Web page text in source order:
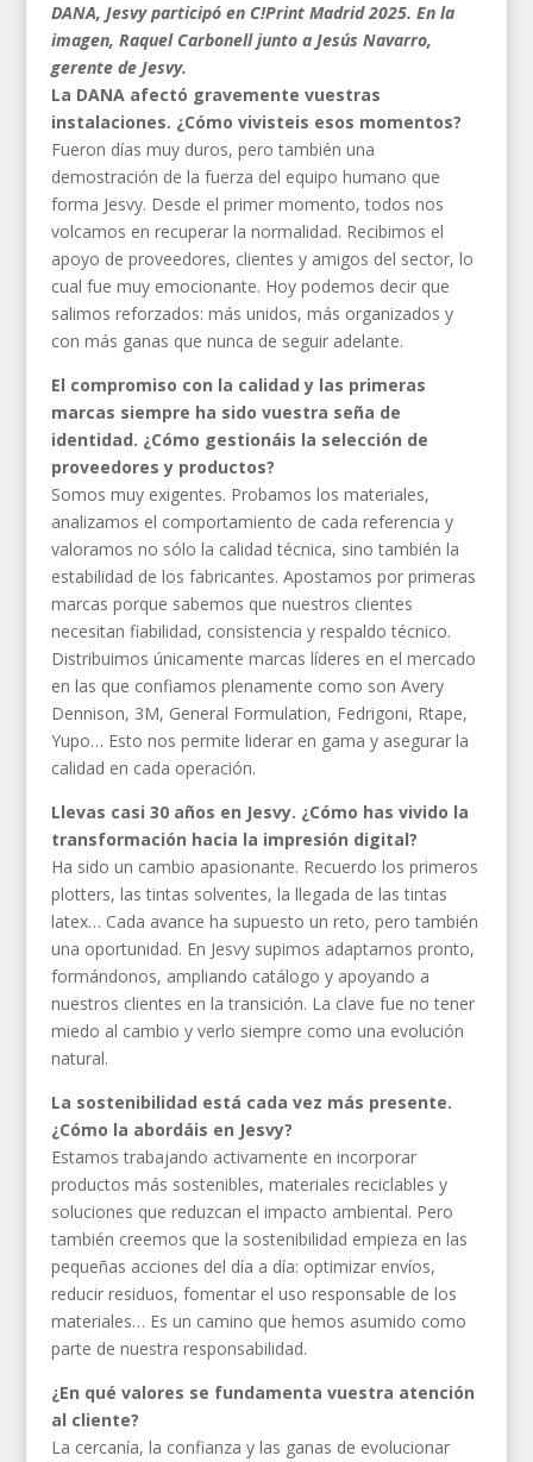
DANA, Jesvy participó en C!Print Madrid 2025. En la
imagen, Raquel Carbonell junto a Jesús Navarro,
gerente de Jesvy.
La DANA afectó gravemente vuestras
instalaciones. ¿Cómo vivisteis esos momentos?
Fueron días muy duros, pero también una
demostración de la fuerza del equipo humano que
forma Jesvy. Desde el primer momento, todos nos
volcamos en recuperar la normalidad. Recibimos el
apoyo de proveedores, clientes y amigos del sector, lo
cual fue muy emocionante. Hoy podemos decir que
salimos reforzados: más unidos, más organizados y
con más ganas que nunca de seguir adelante.
El compromiso con la calidad y las primeras
marcas siempre ha sido vuestra seña de
identidad. ¿Cómo gestionáis la selección de
proveedores y productos?
Somos muy exigentes. Probamos los materiales,
analizamos el comportamiento de cada referencia y
valoramos no sólo la calidad técnica, sino también la
estabilidad de los fabricantes. Apostamos por primeras
marcas porque sabemos que nuestros clientes
necesitan fiabilidad, consistencia y respaldo técnico.
Distribuimos únicamente marcas líderes en el mercado
en las que confiamos plenamente como son Avery
Dennison, 3M, General Formulation, Fedrigoni, Rtape,
Yupo… Esto nos permite liderar en gama y asegurar la
calidad en cada operación.
Llevas casi 30 años en Jesvy. ¿Cómo has vivido la
transformación hacia la impresión digital?
Ha sido un cambio apasionante. Recuerdo los primeros
plotters, las tintas solventes, la llegada de las tintas
latex… Cada avance ha supuesto un reto, pero también
una oportunidad. En Jesvy supimos adaptarnos pronto,
formándonos, ampliando catálogo y apoyando a
nuestros clientes en la transición. La clave fue no tener
miedo al cambio y verlo siempre como una evolución
natural.
La sostenibilidad está cada vez más presente.
¿Cómo la abordáis en Jesvy?
Estamos trabajando activamente en incorporar
productos más sostenibles, materiales reciclables y
soluciones que reduzcan el impacto ambiental. Pero
también creemos que la sostenibilidad empieza en las
pequeñas acciones del día a día: optimizar envíos,
reducir residuos, fomentar el uso responsable de los
materiales… Es un camino que hemos asumido como
parte de nuestra responsabilidad.
¿En qué valores se fundamenta vuestra atención
al cliente?
La cercanía, la confianza y las ganas de evolucionar